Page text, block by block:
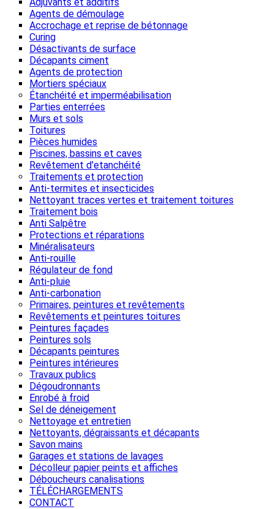
Agents de démoulage
Accrochage et reprise de bétonnage
Curing
Désactivants de surface
Décapants ciment
Agents de protection
Mortiers spéciaux
Étanchéité et imperméabilisation
Parties enterrées
Murs et sols
Toitures
Pièces humides
Piscines, bassins et caves
Revêtement d'etanchéité
Traitements et protection
Anti-termites et insecticides
Nettoyant traces vertes et traitement toitures
Traitement bois
Anti Salpêtre
Protections et réparations
Minéralisateurs
Anti-rouille
Régulateur de fond
Anti-pluie
Anti-carbonation
Primaires, peintures et revêtements
Revêtements et peintures toitures
Peintures façades
Peintures sols
Décapants peintures
Peintures intérieures
Travaux publics
Dégoudronnants
Enrobé à froid
Sel de déneigement
Nettoyage et entretien
Nettoyants, dégraissants et décapants
Savon mains
Garages et stations de lavages
Décolleur papier peints et affiches
Déboucheurs canalisations
TÉLÉCHARGEMENTS
CONTACT